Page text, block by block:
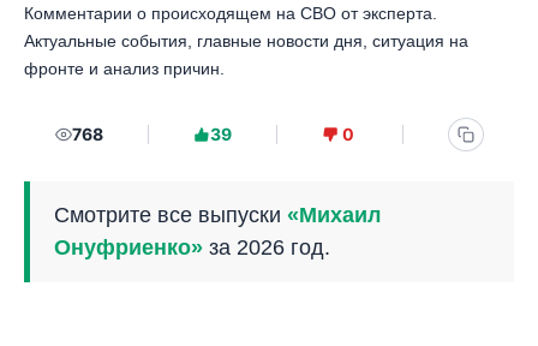
Комментарии о происходящем на СВО от эксперта.
Актуальные события, главные новости дня, ситуация на
фронте и анализ причин.
768 39 0
Смотрите все выпуски «Михаил
Онуфриенко» за 2026 год.